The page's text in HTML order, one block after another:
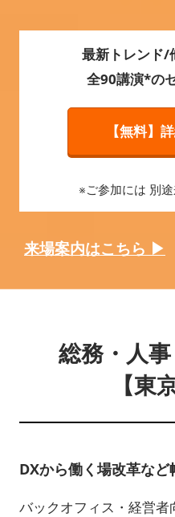
最新トレンド/
全90講演*の
【無料】
※ご参加には 別
来場案内はこちら ▶
総務・人
【東
DXから働く場改革な
バックオフィス・経営者